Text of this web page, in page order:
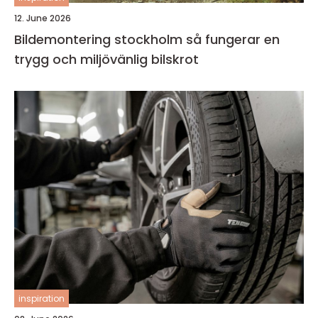
12. June 2026
Bildemontering stockholm så fungerar en
trygg och miljövänlig bilskrot
inspiration